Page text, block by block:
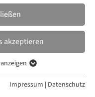
(documentaries,
akzeptieren
Funktionen der
Impressum | Datenschutz